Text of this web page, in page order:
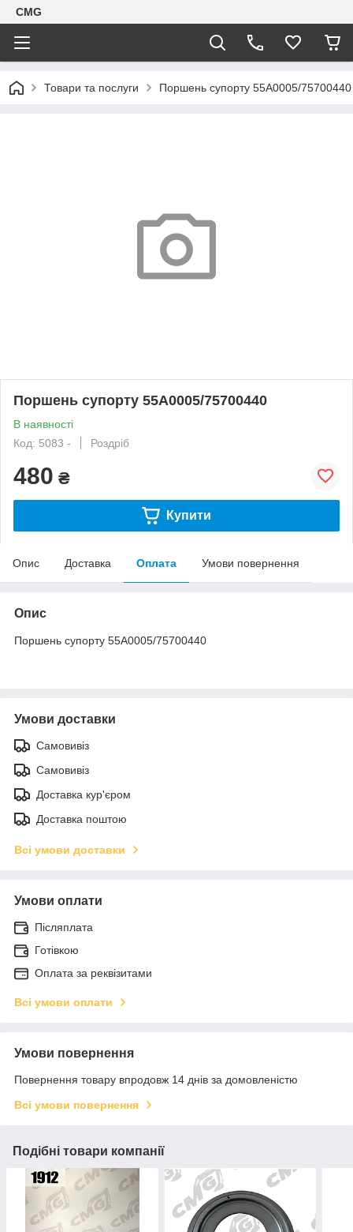
CMG
Товари та послуги Поршень супорту 55A0005/75700440
Поршень супорту 55A0005/75700440
В наявності
Код: 5083 -
Роздріб
480 ₴
Купити
Опис Доставка Оплата Умови повернення
Опис
Поршень супорту 55A0005/75700440
Умови доставки
Самовивіз
Самовивіз
Доставка кур'єром
Доставка поштою
Всі умови доставки
Умови оплати
Післяплата
Готівкою
Оплата за реквізитами
Всі умови оплати
Умови повернення
Повернення товару впродовж 14 днів за домовленістю
Всі умови повернення
Подібні товари компанії